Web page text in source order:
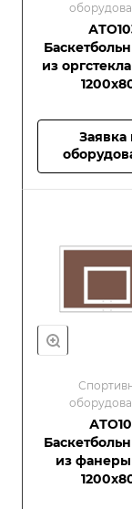
спортивных
из
Заявка
спортивных
из фанеры